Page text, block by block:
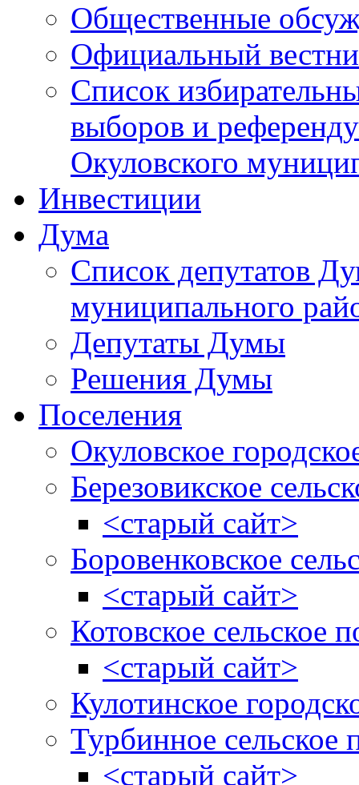
Общественные
Официальный
Список
выборов и
Окуловского
Инвестиции
Дума
Список депутатов
муниципального
Депутаты Думы
Решения Думы
Поселения
Окуловское
Березовикское
<старый сайт>
Боровенковское
<старый сайт>
Котовское сельское
<старый сайт>
Кулотинское
Турбинное сельское
<старый сайт>